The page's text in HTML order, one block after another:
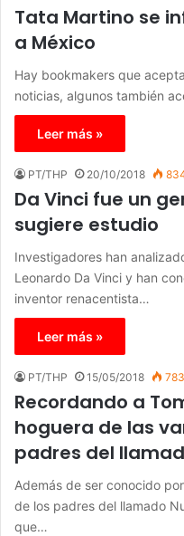
Tata Martino se
a México
Hay bookmakers que
noticias, algunos también
Leer más »
PT/THP 20/10/2018
Da Vinci fue un
sugiere estudio
Investigadores han
Leonardo Da Vinci y han
inventor renacentista…
Leer más »
PT/THP 15/05/2018 783
Recordando a
hoguera de las
padres del
Además de ser conocido
de los padres del llamado
que…